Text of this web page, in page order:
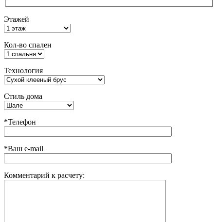
Этажей
Кол-во спален
Технология
Стиль дома
*Телефон
*Ваш e-mail
Комментарий к расчету: